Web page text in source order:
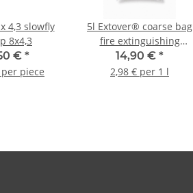
4,3 slowfly
8x4,3
€ *
per piece
5l Extover® coarse bag
fire extinguishing
granulate
14,90 € *
2,98 € per 1 l